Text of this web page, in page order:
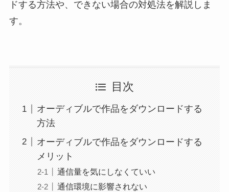
ドする方法や、できない場合の対処法を解説しま
す。
目次
オーディブルで作品をダウンロードする
方法
オーディブルで作品をダウンロードする
メリット
通信量を気にしなくていい
通信環境に影響されない